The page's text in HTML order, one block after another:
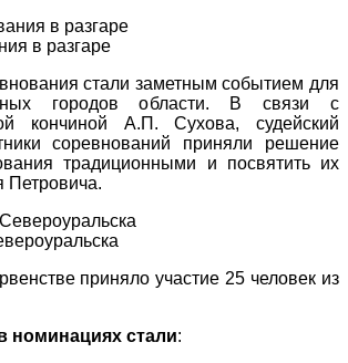
в разгаре
стали заметным событием для
городов области. В связи с
кончиной А.П. Сухова, судейский
соревнований приняли решение
традиционными и посвятить их
Петровича.
приняло участие 25 человек из
номинациях стали: